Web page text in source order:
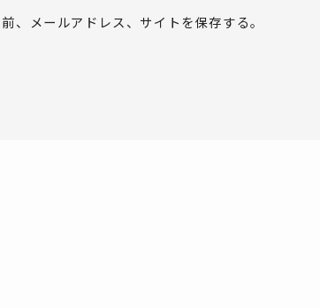
、メールアドレス、サイトを保存する。